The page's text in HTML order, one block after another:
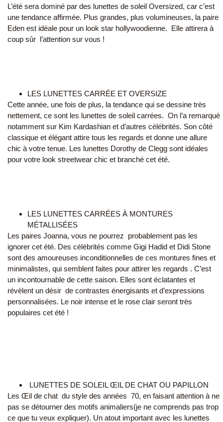
L’été sera dominé par des lunettes de soleil Oversized, car c’est
une tendance affirmée. Plus grandes, plus volumineuses, la paire
Eden est idéale pour un look star hollywoodienne. Elle attirera à
coup sûr l’attention sur vous !
LES LUNETTES CARRÉE ET OVERSIZE
Cette année, une fois de plus, la tendance qui se dessine très
nettement, ce sont les lunettes de soleil carrées. On l’a remarqué
notamment sur Kim Kardashian et d’autres célébrités. Son côté
classique et élégant attire tous les regards et donne une allure
chic à votre tenue. Les lunettes Dorothy de Clegg sont idéales
pour votre look streetwear chic et branché cet été.
LES LUNETTES CARRÉES À MONTURES
MÉTALLISÉES
Les paires Joanna, vous ne pourrez probablement pas les
ignorer cet été. Des célébrités comme Gigi Hadid et Didi Stone
sont des amoureuses inconditionnelles de ces montures fines et
minimalistes, qui semblent faites pour attirer les regards . C’est
un incontournable de cette saison. Elles sont éclatantes et
révèlent un désir de contrastes énergisants et d’expressions
personnalisées. Le noir intense et le rose clair seront très
populaires cet été !
LUNETTES DE SOLEIL ŒIL DE CHAT OU PAPILLON
Les Œil de chat du style des années 70, en faisant attention à ne
pas se détourner des motifs animaliers(je ne comprends pas trop
ce que tu veux expliquer). Un atout important avec les lunettes